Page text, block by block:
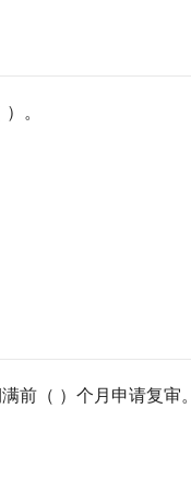
。
前（ ）个月申请复审。